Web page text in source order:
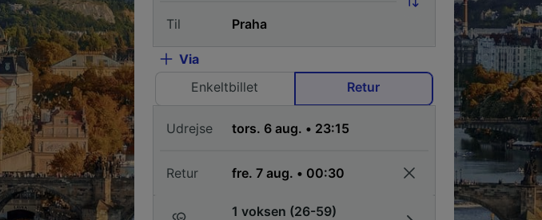
Til
Via
Enkeltbillet
Retur
Udrejse
Retur
1 voksen (26-59)